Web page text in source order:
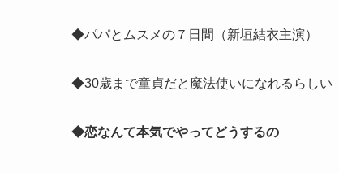
◆パパとムスメの７日間（新垣結衣主演）
◆30歳まで童貞だと魔法使いになれるらしい
◆恋なんて本気でやってどうするの